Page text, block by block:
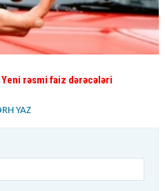
rəsmi faiz dərəcələri
YAZ